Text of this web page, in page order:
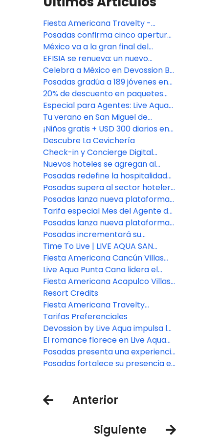
Fiesta Americana Travelty -
Oferta especial TA DEAL
Posadas confirma cinco aperturas
premium en México: Isla Mujeres,
Riviera Maya y CDMX
México va a la gran final del
Bocuse d'Or 2027, con jurado de
Fiesta Americana Travelty
EFISIA se renueva: un nuevo
refugio mediterráneo en Fiesta
Americana Riviera Nayarit
Celebra a México en Devossion By
Live Aqua
Posadas gradúa a 189 jóvenes en
su programa de empoderamiento
educativo
20% de descuento en paquetes
vacacionales con Fiesta
Americana Travelty Collection
Especial para Agentes: Live Aqua
San Miguel de Allende
Tu verano en San Miguel de
Allende comienza aquí
¡Niños gratis + USD 300 diarios en
Resort Credit en Grand Fiesta
Americana Los Cabos!
Descubre La Cevichería
Check-in y Concierge Digital
impulsado por Agentforce
Nuevos hoteles se agregan al
portafolio de Posadas
Posadas redefine la hospitalidad
con el lanzamiento de Fiesta
Americana Travelty Exclusive
Experiences
Posadas supera al sector hotelero
en experiencia del cliente
Posadas lanza nueva plataforma
de reservas para asesores de
viajes
Tarifa especial Mes del Agente de
Viajes: Fiesta Americana Travelty
Collection
Posadas lanza nueva plataforma
de reservas para asesores de
viajes
Posadas incrementará su
inventario de habitaciones en un
7% este año
Time To Live | LIVE AQUA SAN
MIGUEL DE ALLENDE
Fiesta Americana Cancún Villas
presenta dos nuevas categorías
de Villas Premium en Punta
Cancún
Live Aqua Punta Cana lidera el
bienestar en República
Dominicana
Fiesta Americana Acapulco Villas:
Nuevos espacios para vivir
experiencias inolvidables
Resort Credits
Fiesta Americana Travelty
presenta nuevas marcas y
destinos.
Tarifas Preferenciales
Devossion by Live Aqua impulsa la
expansión de Posadas
El romance florece en Live Aqua
San Miguel de Allende
Posadas presenta una experiencia
de bienestar en Zamna Festival
Posadas fortalece su presencia en
CumbresAnterior
Siguiente